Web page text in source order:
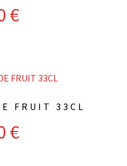
€
FRUIT 33CL
€